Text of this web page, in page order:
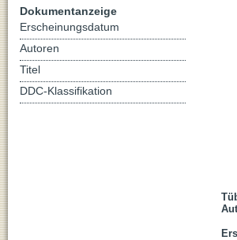
Dokumentanzeige
Erscheinungsdatum
Autoren
Titel
DDC-Klassifikation